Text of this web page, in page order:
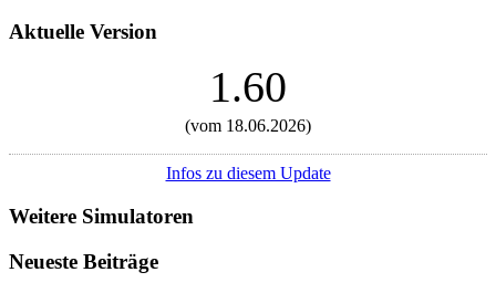
Aktuelle Version
1.60
(vom 18.06.2026)
Infos zu diesem Update
Weitere Simulatoren
Neueste Beiträge